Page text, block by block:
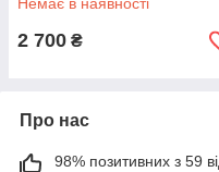
2 700 ₴
Про нас
98% позитивних з 59